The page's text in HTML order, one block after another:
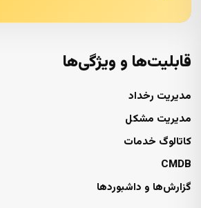
قابلیت‌ها و ویژگی‌ها
مدیریت رخداد
مدیریت مشکل
کاتالوگ خدمات
CMDB
گزارش‌ها و داشبوردها